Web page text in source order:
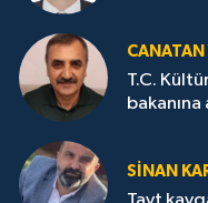
T.C.
bakanına
SİNAN